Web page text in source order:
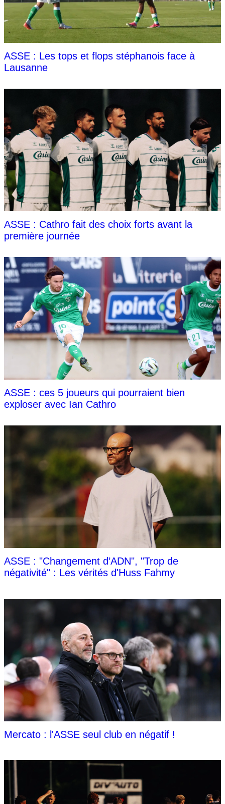
ASSE : Les tops et flops stéphanois face à
Lausanne
ASSE : Cathro fait des choix forts avant la
première journée
ASSE : ces 5 joueurs qui pourraient bien
exploser avec Ian Cathro
ASSE : "Changement d’ADN", "Trop de
négativité" : Les vérités d'Huss Fahmy
Mercato : l'ASSE seul club en négatif !